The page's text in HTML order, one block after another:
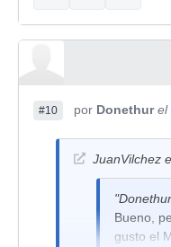
#10 por Donethur el
JuanVilchez
Bueno,
gusto el